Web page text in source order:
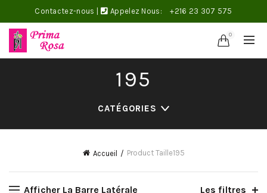
Contactez-nous Appelez Nous: +216 23 307 575
0
195
CATÉGORIES
Accueil Product Taille195
Afficher La Barre Latérale Les filtres